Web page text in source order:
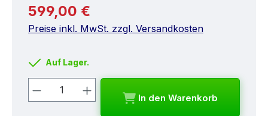
Regulärer Preis:
599,00 €
Preise inkl. MwSt. zzgl. Versandkosten
Auf Lager.
Produkt Anzahl: Gib den
In den Warenkorb